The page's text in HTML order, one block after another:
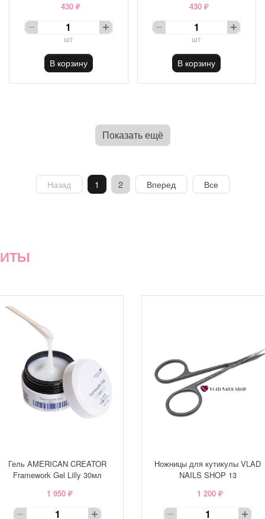
430 ₽
шт
В корзину
430 ₽
шт
В корзину
Показать ещё
Назад 1 2 Вперед Все
Гель AMERICAN CREATOR
Framework Gel Lilly 30мл
1 950 ₽
Ножницы для кутикулы VLAD
NAILS SHOP 13
1 200 ₽